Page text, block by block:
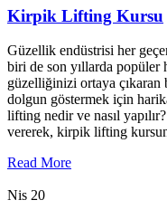
Kirpik Lifting Kursu
Güzellik endüstrisi her
biri de son yıllarda
güzelliğinizi ortaya
dolgun göstermek için
lifting nedir ve nasıl
vererek, kirpik lifting
Read More
Nis 20